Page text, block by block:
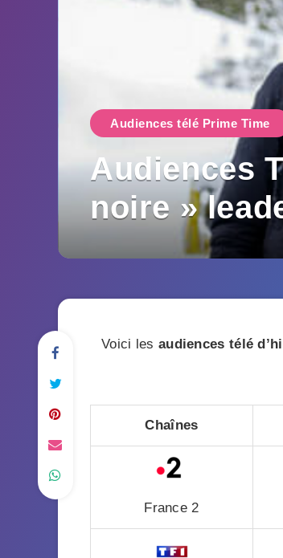
Audiences télé Prime Time
Audiences
noire »
Voici les audiences télé
Chaînes
France 2